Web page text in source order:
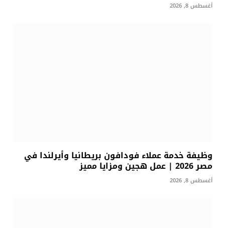
أغسطس 8, 2026
وظيفة خدمة عملاء فودافون بريطانيا وأيرلندا في
مصر 2026 | عمل هجين ومزايا مميز
أغسطس 8, 2026